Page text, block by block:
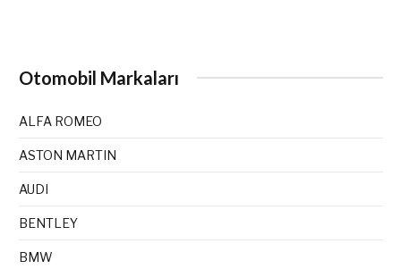
Otomobil Markaları
ALFA ROMEO
ASTON MARTIN
AUDI
BENTLEY
BMW